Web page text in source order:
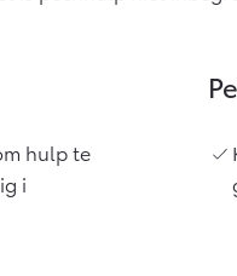
Vanaf
OOK
hulp te
i